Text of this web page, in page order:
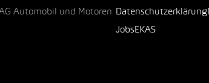
Automobil und Motoren Datenschutzerklärung
Jobs EKAS